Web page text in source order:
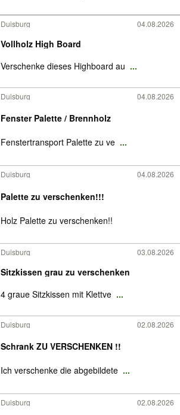
Duisburg 04.08.2026
Vollholz High Board
Verschenke dieses Highboard au ...
Duisburg 04.08.2026
Fenster Palette / Brennholz
Fenstertransport Palette zu ve ...
Duisburg 04.08.2026
Palette zu verschenken!!!
Holz Palette zu verschenken!!
Duisburg 03.08.2026
Sitzkissen grau zu verschenken
4 graue Sitzkissen mit Klettve ...
Duisburg 02.08.2026
Schrank ZU VERSCHENKEN !!
Ich verschenke die abgebildete ...
Duisburg 02.08.2026